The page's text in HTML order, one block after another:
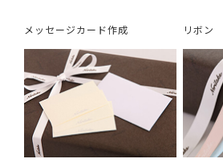
メッセージカード作成 リボン